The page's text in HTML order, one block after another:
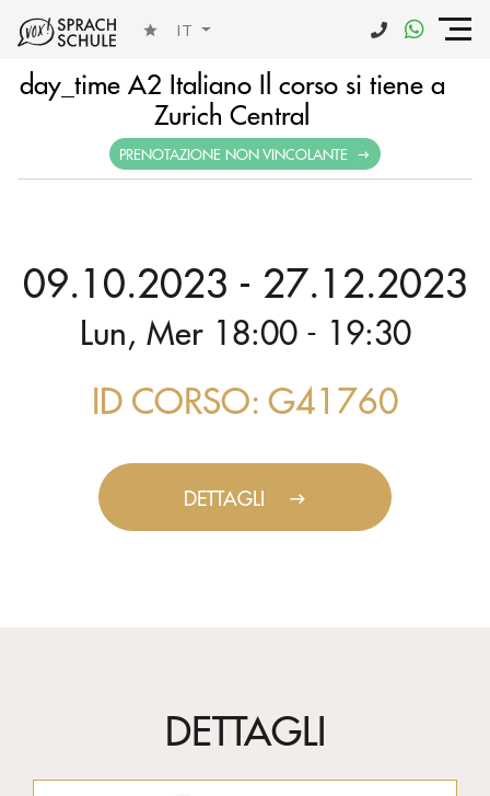
IT
day_time A2 Italiano Il corso si tiene a
Zurich Central
PRENOTAZIONE NON VINCOLANTE
09.10.2023 - 27.12.2023
Lun, Mer 18:00 - 19:30
ID CORSO: G41760
DETTAGLI
DETTAGLI